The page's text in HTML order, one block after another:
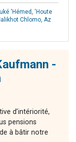
'Hémed, 'Houte
Chlomo, Az
-
d’intériorité,
pensions
à bâtir notre